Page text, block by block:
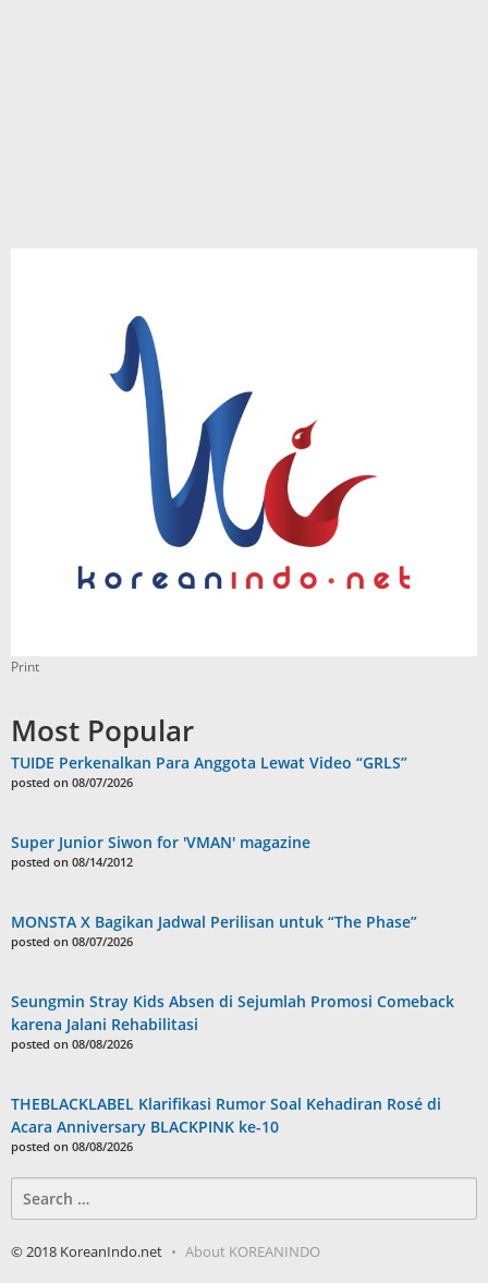
Print
Most Popular
TUIDE Perkenalkan Para Anggota Lewat Video “GRLS”
posted on 08/07/2026
Super Junior Siwon for 'VMAN' magazine
posted on 08/14/2012
MONSTA X Bagikan Jadwal Perilisan untuk “The Phase”
posted on 08/07/2026
Seungmin Stray Kids Absen di Sejumlah Promosi Comeback
karena Jalani Rehabilitasi
posted on 08/08/2026
THEBLACKLABEL Klarifikasi Rumor Soal Kehadiran Rosé di
Acara Anniversary BLACKPINK ke-10
posted on 08/08/2026
for:
© 2018 KoreanIndo.net About KOREANINDO